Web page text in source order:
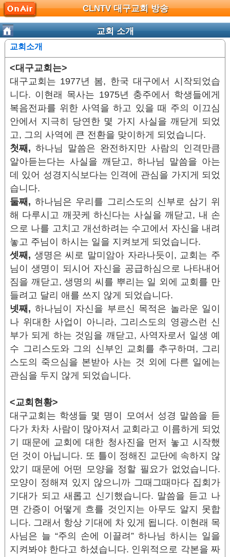
CLNTV 대구교회 방송
교회 소개
교회소개
<대구교회는>
대구교회는 1977년 봄, 한국 대구에서 시작되었습
니다. 이현래 목사는 1975년 충주에서 학생들에게
복음전파를 위한 사역을 하고 있을 때 주의 이끄심
안에서 지극히 당연한 몇 가지 사실을 깨닫게 되었
고, 그의 사역에 큰 전환을 맞이하게 되었습니다.
첫째, 하나님 말씀은 완전하지만 사람의 인격만큼
알아듣는다는 사실을 깨닫고, 하나님 말씀을 아는
데 있어 성경지식보다는 인격에 관심을 가지게 되었
습니다.
둘째, 하나님은 우리를 그리스도의 신부로 삼기 위
해 다루시고 깨끗케 하신다는 사실을 깨닫고, 내 손
으로 나를 고치고 개선하려는 수고에서 자신을 내려
놓고 주님이 하시는 일을 지켜보게 되었습니다.
셋째, 생명은 씨로 말미암아 자라나듯이, 교회는 주
님이 생명이 되시어 자신을 공급하심으로 나타내어
짐을 깨닫고, 생명의 씨를 뿌리는 일 외에 교회를 만
들려고 달리 애를 쓰지 않게 되었습니다.
넷째, 하나님이 자신을 부르신 목적은 놀라운 일이
나 위대한 사업이 아니라, 그리스도의 영광스런 신
부가 되게 하는 것임을 깨닫고, 사역자로서 일생 예
수 그리스도와 그의 신부인 교회를 추구하며, 그리
스도의 죽으심을 본받아 사는 것 외에 다른 일에는
관심을 두지 않게 되었습니다.
<교회현황>
대구교회는 학생들 몇 명이 모여서 성경 말씀을 듣
다가 차차 사람이 많아져서 교회라고 이름하게 되었
기 때문에 교회에 대한 청사진을 먼저 놓고 시작했
던 것이 아닙니다. 또 틀이 정해진 교단에 속하지 않
았기 때문에 어떤 모양을 정할 필요가 없었습니다.
모양이 정해져 있지 않으니까 그때그때마다 집회가
기대가 되고 새롭고 신기했습니다. 말씀을 듣고 나
면 간증이 어떻게 흐를 것인지는 아무도 알지 못합
니다. 그래서 항상 기대에 차 있게 됩니다. 이현래 목
사님은 늘 “주의 손에 이끌려” 하나님 하시는 일을
지켜봐야 한다고 하셨습니다. 인위적으로 각본을 짜